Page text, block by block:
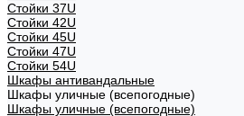
Стойки 37U
Стойки 42U
Стойки 45U
Стойки 47U
Стойки 54U
Шкафы антивандальные
Шкафы уличные (всепогодные)
Шкафы уличные (всепогодные)